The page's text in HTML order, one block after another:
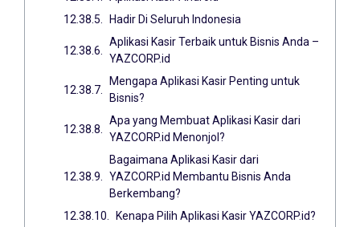
Hadir Di Seluruh Indonesia
Aplikasi Kasir Terbaik untuk Bisnis Anda –
YAZCORP.id
Mengapa Aplikasi Kasir Penting untuk
Bisnis?
Apa yang Membuat Aplikasi Kasir dari
YAZCORP.id Menonjol?
Bagaimana Aplikasi Kasir dari
YAZCORP.id Membantu Bisnis Anda
Berkembang?
Kenapa Pilih Aplikasi Kasir YAZCORP.id?